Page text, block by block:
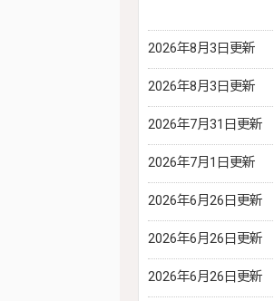
2026年8月3日更新
2026年8月3日更新
2026年7月31日更新
2026年7月1日更新
2026年6月26日更新
2026年6月26日更新
2026年6月26日更新